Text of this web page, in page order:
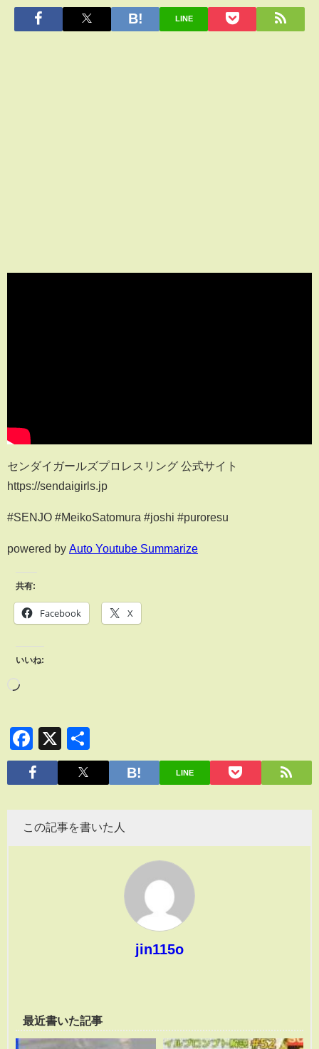
LINE
センダイガールズプロレスリング 公式サイト
https://sendaigirls.jp
#SENJO #MeikoSatomura #joshi #puroresu
powered by Auto Youtube Summarize
共有:
Facebook X
いいね:
Facebook
X
有
LINE
この記事を書いた人
jin115o
最近書いた記事